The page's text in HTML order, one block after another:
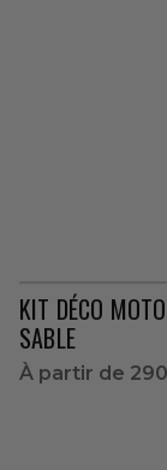
KIT DÉCO
SABLE
À partir de